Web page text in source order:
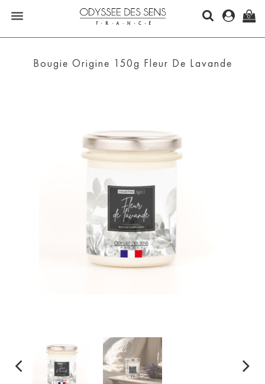
 0
Bougie Origine 150g Fleur De Lavande